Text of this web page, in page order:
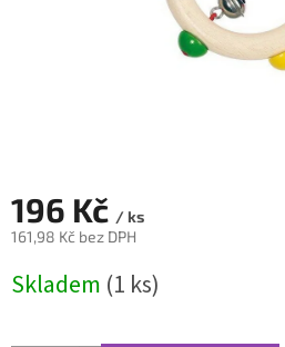
196 Kč / ks
161,98 Kč bez DPH
cena:
Skladem (1 ks)